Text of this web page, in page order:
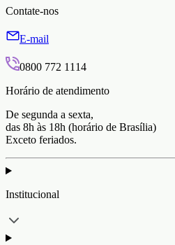
Contate-nos
E-mail
0800 772 1114
Horário de atendimento
De segunda a sexta,
das 8h às 18h (horário de Brasília)
Exceto feriados.
Institucional